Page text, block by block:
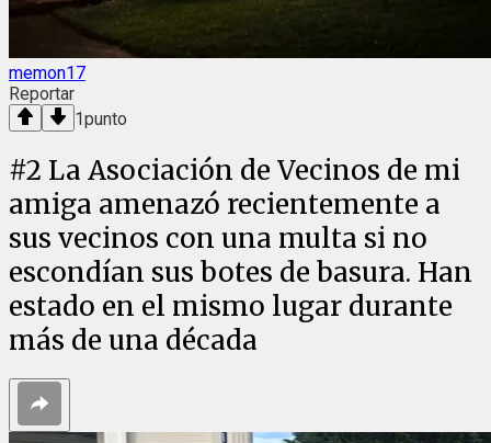
memon17
Reportar
1punto
#2 La Asociación de Vecinos de mi
amiga amenazó recientemente a
sus vecinos con una multa si no
escondían sus botes de basura. Han
estado en el mismo lugar durante
más de una década